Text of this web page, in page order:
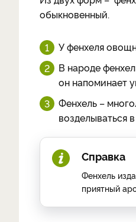
обыкновенный.
У фенхеля
В народе
он напоминает
Фенхель –
возделываться
Справка
Фенхель
приятный